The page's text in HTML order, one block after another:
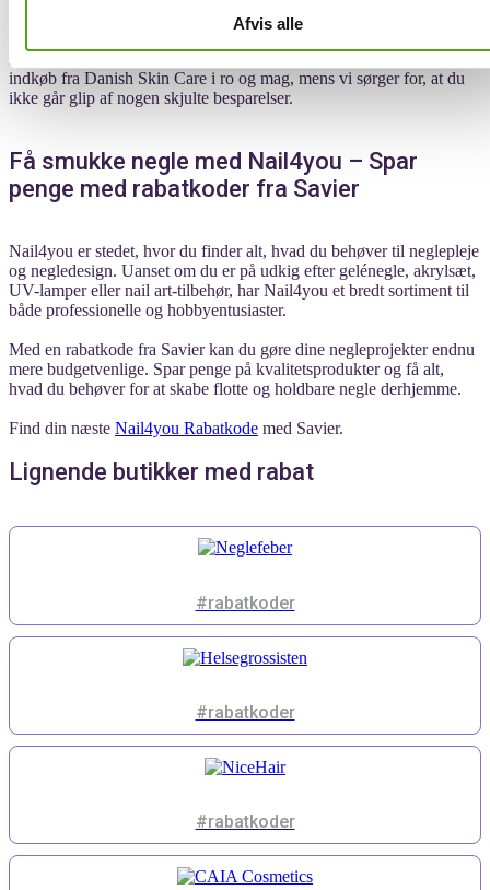
Afvis alle
indkøb fra Danish Skin Care i ro og mag, mens vi sørger for, at du
ikke går glip af nogen skjulte besparelser.
Få smukke negle med Nail4you – Spar
penge med rabatkoder fra Savier
Nail4you er stedet, hvor du finder alt, hvad du behøver til neglepleje
og negledesign. Uanset om du er på udkig efter gelénegle, akrylsæt,
UV-lamper eller nail art-tilbehør, har Nail4you et bredt sortiment til
både professionelle og hobbyentusiaster.
Med en rabatkode fra Savier kan du gøre dine negleprojekter endnu
mere budgetvenlige. Spar penge på kvalitetsprodukter og få alt,
hvad du behøver for at skabe flotte og holdbare negle derhjemme.
Find din næste Nail4you Rabatkode med Savier.
Lignende butikker med rabat
#rabatkoder
#rabatkoder
#rabatkoder